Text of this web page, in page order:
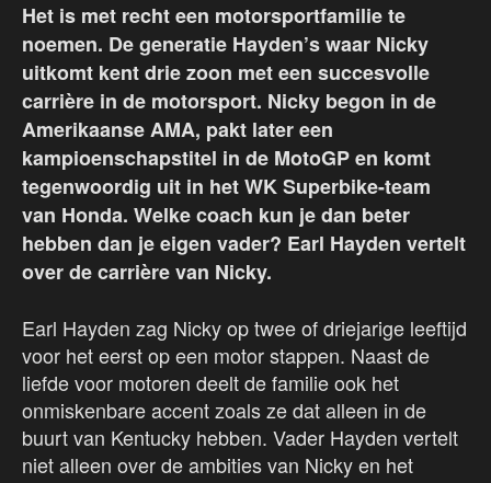
Het is met recht een motorsportfamilie te
noemen. De generatie Hayden’s waar Nicky
uitkomt kent drie zoon met een succesvolle
carrière in de motorsport. Nicky begon in de
Amerikaanse AMA, pakt later een
kampioenschapstitel in de MotoGP en komt
tegenwoordig uit in het WK Superbike-team
van Honda. Welke coach kun je dan beter
hebben dan je eigen vader? Earl Hayden vertelt
over de carrière van Nicky.
Earl Hayden zag Nicky op twee of driejarige leeftijd
voor het eerst op een motor stappen. Naast de
liefde voor motoren deelt de familie ook het
onmiskenbare accent zoals ze dat alleen in de
buurt van Kentucky hebben. Vader Hayden vertelt
niet alleen over de ambities van Nicky en het